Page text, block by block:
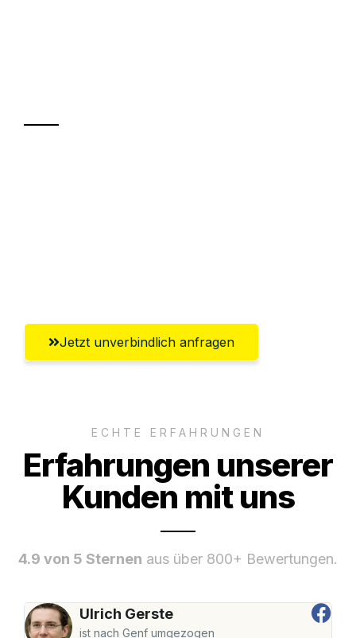
Jetzt unverbindlich anfragen
ECHTE ERFAHRUNGEN
Erfahrungen unserer
Kunden mit uns
4.9 von 5 Sternen aus über 800+ Bewertungen.
Ulrich Gerste
ist nach Genf umgezogen